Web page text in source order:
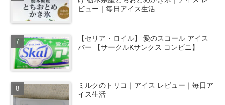
ビュー｜毎日アイス生活
【セリア・ロイル】 愛のスコール アイス
バー 【サークルKサンクス コンビニ】
ミルクのトリコ｜アイス レビュー｜毎日ア
イス生活